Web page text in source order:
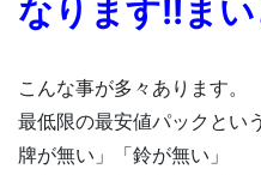
なります!!ま
こんな事が多々あります。
最低限の最安値パックとい
牌が無い」「鈴が無い」